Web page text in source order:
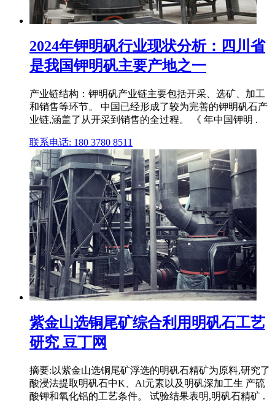
2024年钾明矾行业现状分析：四川省
是我国钾明矾主要产地之一
产业链结构：钾明矾产业链主要包括开采、选矿、加工
和销售等环节。 中国已经形成了较为完善的钾明矾石产
业链,涵盖了从开采到销售的全过程。 《 年中国钾明 .
联系电话: 180 3780 8511
紫金山选铜尾矿综合利用明矾石工艺
研究 豆丁网
摘要:以紫金山选铜尾矿浮选的明矾石精矿为原料,研究了
酸浸法提取明矾石中K、Al元素以及明矾深加工生 产硫
酸钾和氧化铝的工艺条件。 试验结果表明,明矾石精矿 .